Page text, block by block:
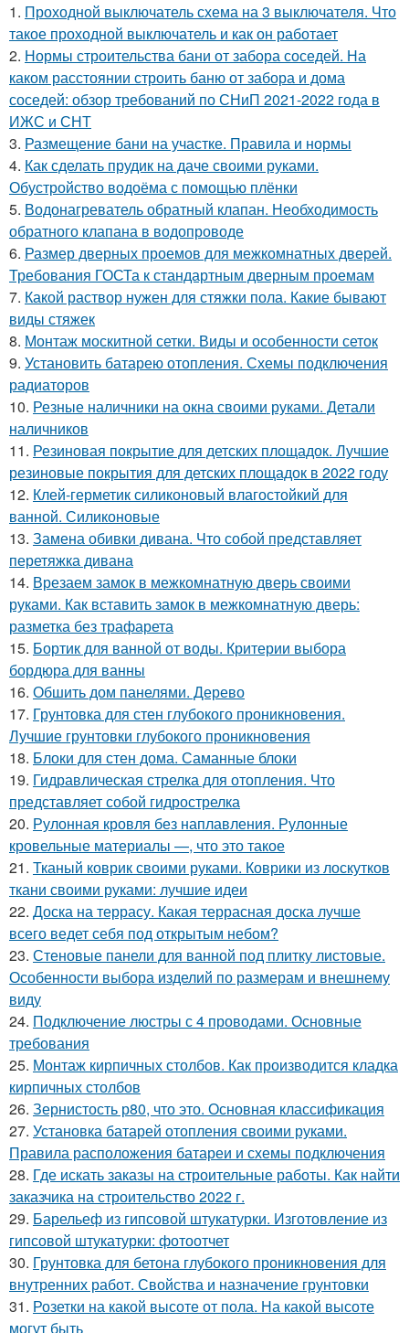
1. Проходной выключатель схема на 3 выключателя. Что
такое проходной выключатель и как он работает
2. Нормы строительства бани от забора соседей. На
каком расстоянии строить баню от забора и дома
соседей: обзор требований по СНиП 2021-2022 года в
ИЖС и СНТ
3. Размещение бани на участке. Правила и нормы
4. Как сделать прудик на даче своими руками.
Обустройство водоёма с помощью плёнки
5. Водонагреватель обратный клапан. Необходимость
обратного клапана в водопроводе
6. Размер дверных проемов для межкомнатных дверей.
Требования ГОСТа к стандартным дверным проемам
7. Какой раствор нужен для стяжки пола. Какие бывают
виды стяжек
8. Монтаж москитной сетки. Виды и особенности сеток
9. Установить батарею отопления. Схемы подключения
радиаторов
10. Резные наличники на окна своими руками. Детали
наличников
11. Резиновая покрытие для детских площадок. Лучшие
резиновые покрытия для детских площадок в 2022 году
12. Клей-герметик силиконовый влагостойкий для
ванной. Силиконовые
13. Замена обивки дивана. Что собой представляет
перетяжка дивана
14. Врезаем замок в межкомнатную дверь своими
руками. Как вставить замок в межкомнатную дверь:
разметка без трафарета
15. Бортик для ванной от воды. Критерии выбора
бордюра для ванны
16. Обшить дом панелями. Дерево
17. Грунтовка для стен глубокого проникновения.
Лучшие грунтовки глубокого проникновения
18. Блоки для стен дома. Саманные блоки
19. Гидравлическая стрелка для отопления. Что
представляет собой гидрострелка
20. Рулонная кровля без наплавления. Рулонные
кровельные материалы —, что это такое
21. Тканый коврик своими руками. Коврики из лоскутков
ткани своими руками: лучшие идеи
22. Доска на террасу. Какая террасная доска лучше
всего ведет себя под открытым небом?
23. Стеновые панели для ванной под плитку листовые.
Особенности выбора изделий по размерам и внешнему
виду
24. Подключение люстры с 4 проводами. Основные
требования
25. Монтаж кирпичных столбов. Как производится кладка
кирпичных столбов
26. Зернистость р80, что это. Основная классификация
27. Установка батарей отопления своими руками.
Правила расположения батареи и схемы подключения
28. Где искать заказы на строительные работы. Как найти
заказчика на строительство 2022 г.
29. Барельеф из гипсовой штукатурки. Изготовление из
гипсовой штукатурки: фотоотчет
30. Грунтовка для бетона глубокого проникновения для
внутренних работ. Свойства и назначение грунтовки
31. Розетки на какой высоте от пола. На какой высоте
могут быть